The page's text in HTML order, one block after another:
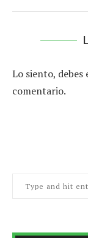
Lo siento, debes
comentario.